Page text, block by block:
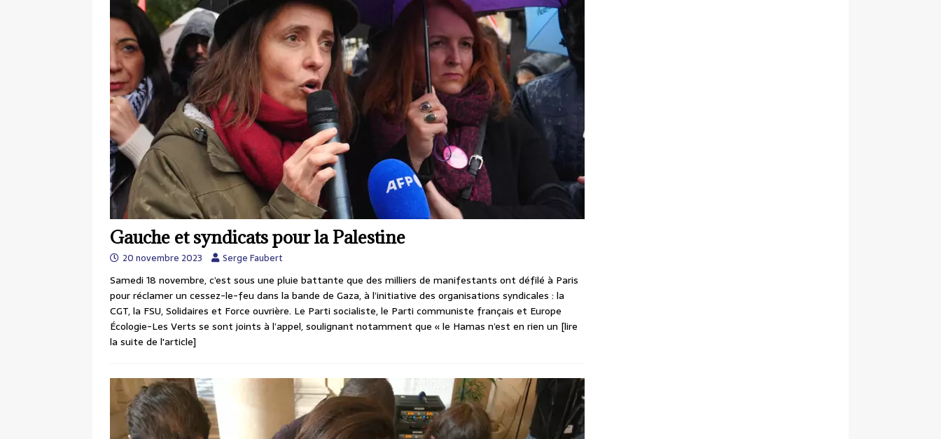
Gauche et syndicats pour la Palestine
20 novembre 2023 Serge Faubert
Samedi 18 novembre, c’est sous une pluie battante que des milliers de manifestants ont défilé à Paris
pour réclamer un cessez-le-feu dans la bande de Gaza, à l’initiative des organisations syndicales : la
CGT, la FSU, Solidaires et Force ouvrière. Le Parti socialiste, le Parti communiste français et Europe
Écologie-Les Verts se sont joints à l’appel, soulignant notamment que « le Hamas n’est en rien un [lire
la suite de l'article]